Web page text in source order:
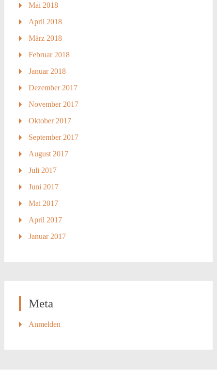
Mai 2018
April 2018
März 2018
Februar 2018
Januar 2018
Dezember 2017
November 2017
Oktober 2017
September 2017
August 2017
Juli 2017
Juni 2017
Mai 2017
April 2017
Januar 2017
Meta
Anmelden